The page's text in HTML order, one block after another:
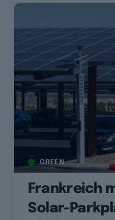
GREEN
Frankreich
Solar-